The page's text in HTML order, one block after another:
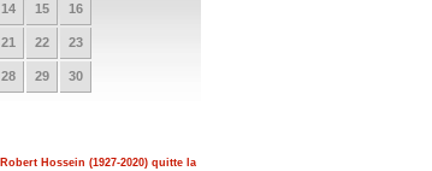
14 15 16
21 22 23
28 29 30
Robert Hossein (1927-2020) quitte la